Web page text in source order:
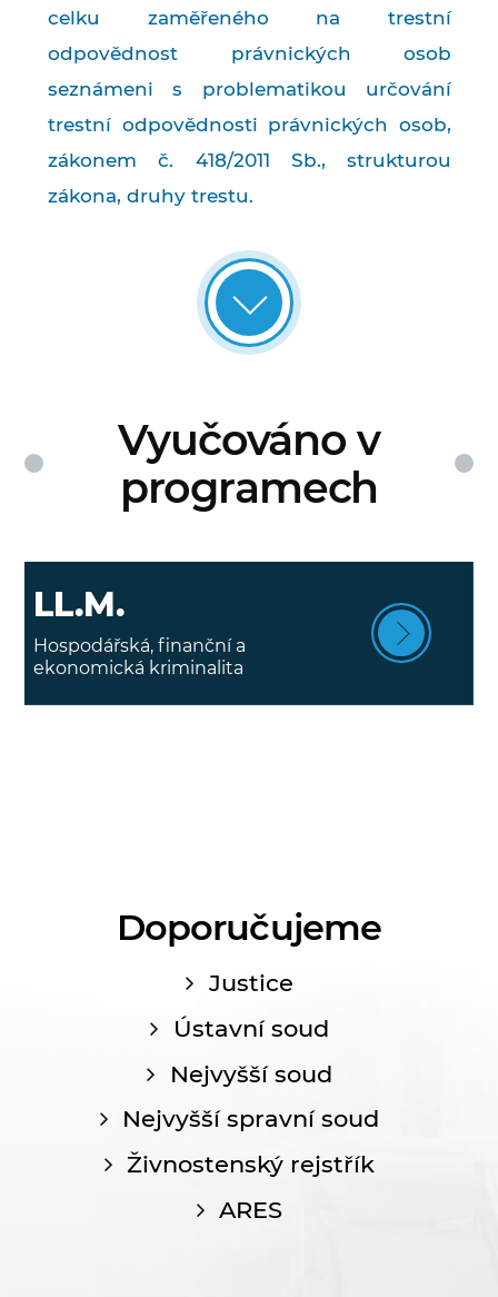
celku zaměřeného na trestní
odpovědnost právnických osob
seznámeni s problematikou určování
trestní odpovědnosti právnických osob,
zákonem č. 418/2011 Sb., strukturou
zákona, druhy trestu.
Vyučováno v
programech
LL.M.
Hospodářská, finanční a
ekonomická kriminalita
Doporučujeme
Justice
Ústavní soud
Nejvyšší soud
Nejvyšší spravní soud
Živnostenský rejstřík
ARES